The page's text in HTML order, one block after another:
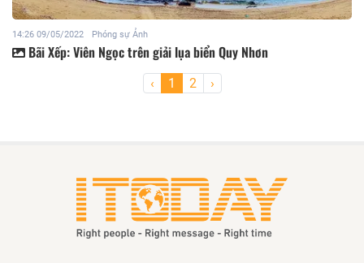
14:26 09/05/2022 Phóng sự Ảnh
Bãi Xếp: Viên Ngọc trên giải lụa biển Quy Nhơn
‹ 1 2 ›